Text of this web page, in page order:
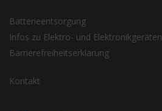
Batterieentsorgung
Infos zu Elektro- und Elektronikgeräten
Barrierefreiheitserklärung
Kontakt